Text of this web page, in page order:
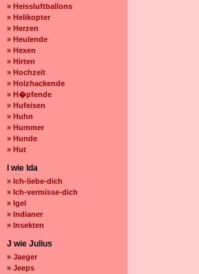
» Heissluftballons
» Helikopter
» Herzen
» Heulende
» Hexen
» Hirten
» Hochzeit
» Holzhackende
» H�pfende
» Hufeisen
» Huhn
» Hummer
» Hunde
» Hut
I wie Ida
» Ich-liebe-dich
» Ich-vermisse-dich
» Igel
» Indianer
» Insekten
J wie Julius
» Jaeger
» Jeeps